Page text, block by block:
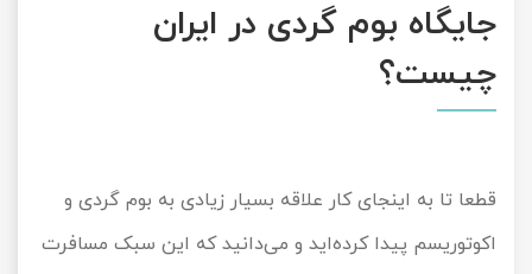
جایگاه بوم گردی در ایران
چیست؟
قطعا تا به اینجای کار علاقه بسیار زیادی به بوم گردی و
اکوتوریسم پیدا کرده‌اید و می‌دانید که این سبک مسافرت